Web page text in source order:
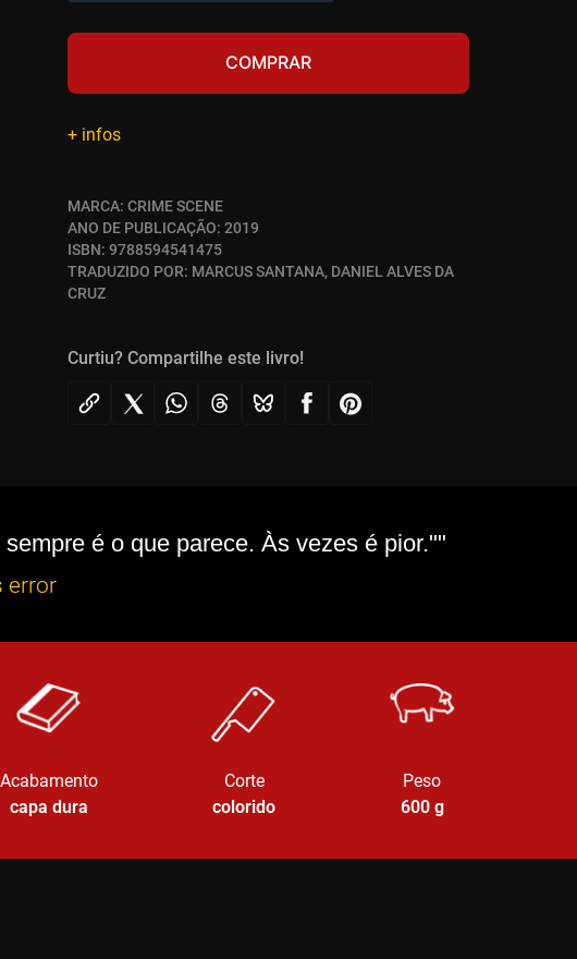
COMPRAR
+ infos
MARCA: CRIME SCENE
ANO DE PUBLICAÇÃO: 2019
ISBN: 9788594541475
TRADUZIDO POR: MARCUS SANTANA, DANIEL ALVES DA
CRUZ
Curtiu? Compartilhe este livro!
é o que parece. Às vezes é pior.""
error
Acabamento
capa dura
Corte
colorido
Peso
600g